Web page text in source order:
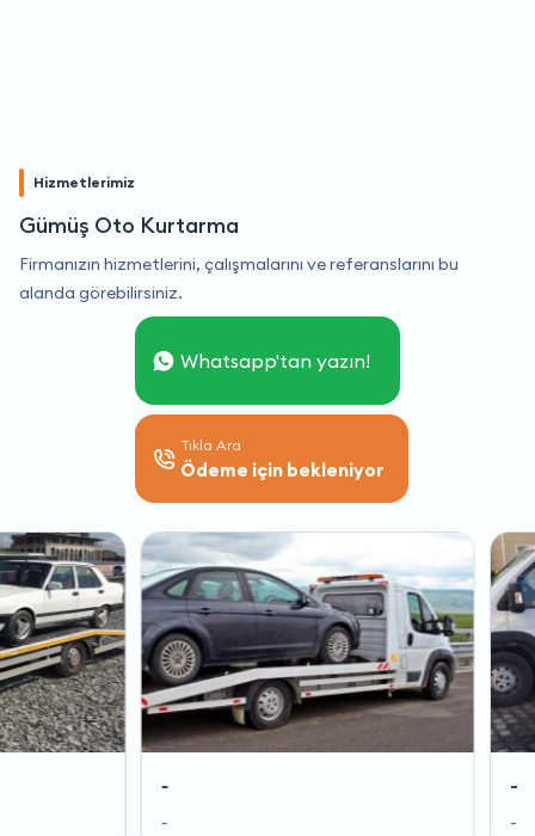
Hizmetlerimiz
Gümüş Oto Kurtarma
Firmanızın hizmetlerini, çalışmalarını ve referanslarını bu
alanda görebilirsiniz.
Whatsapp'tan yazın!
Tıkla Ara
Ödeme için bekleniyor